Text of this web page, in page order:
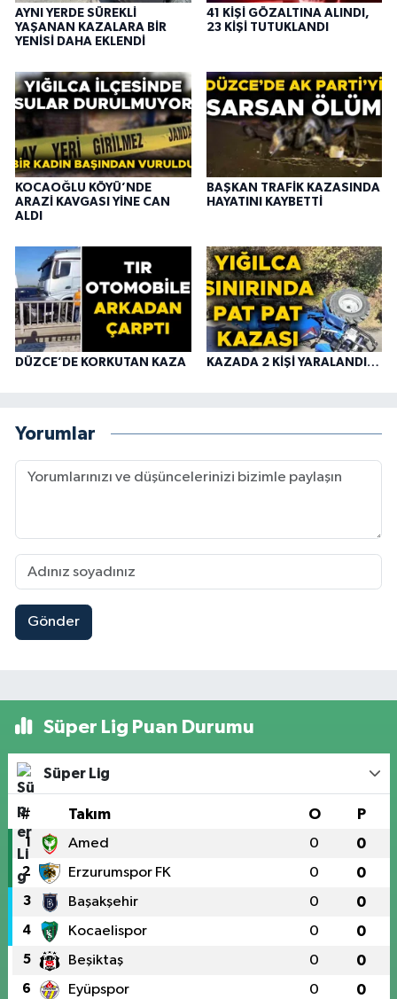
AYNI YERDE SÜREKLİ
YAŞANAN KAZALARA BİR
YENİSİ DAHA EKLENDİ
41 KİŞİ GÖZALTINA ALINDI,
23 KİŞİ TUTUKLANDI
KOCAOĞLU KÖYÜ’NDE
ARAZİ KAVGASI YİNE CAN
ALDI
BAŞKAN TRAFİK KAZASINDA
HAYATINI KAYBETTİ
DÜZCE’DE KORKUTAN KAZA KAZADA 2 KİŞİ YARALANDI…
Yorumlar
Gönder
Süper Lig Puan Durumu
Süper Lig
# Takım O P
1 Amed 0 0
2 Erzurumspor FK 0 0
3 Başakşehir 0 0
4 Kocaelispor 0 0
5 Beşiktaş 0 0
6 Eyüpspor 0 0